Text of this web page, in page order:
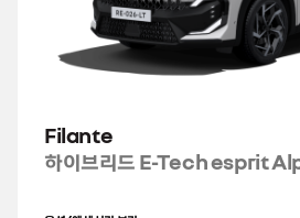
Filante
하이브리드 E-Tech esprit